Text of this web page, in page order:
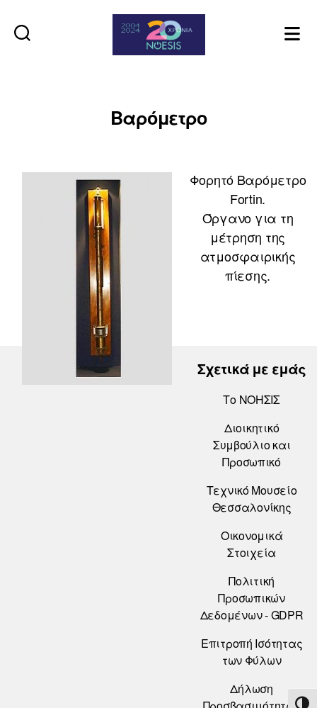
Βαρόμετρο
Φορητό Βαρόμετρο
Fortin.
Όργανο για τη
μέτρηση της
ατμοσφαιρικής
πίεσης.
Σχετικά με εμάς
Το ΝΟΗΣΙΣ
Διοικητικό
Συμβούλιο και
Προσωπικό
Τεχνικό Μουσείο
Θεσσαλονίκης
Οικονομικά
Στοιχεία
Πολιτική
Προσωπικών
Δεδομένων - GDPR
Επιτροπή Ισότητας
των Φύλων
Δήλωση